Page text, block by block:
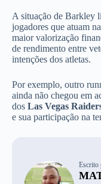
A situação de Barkley
jogadores que atuam
maior valorização
de rendimento entre
intenções dos atletas.
Por exemplo, outro
ainda não chegou em
dos Las Vegas
e sua participação na
Escrito